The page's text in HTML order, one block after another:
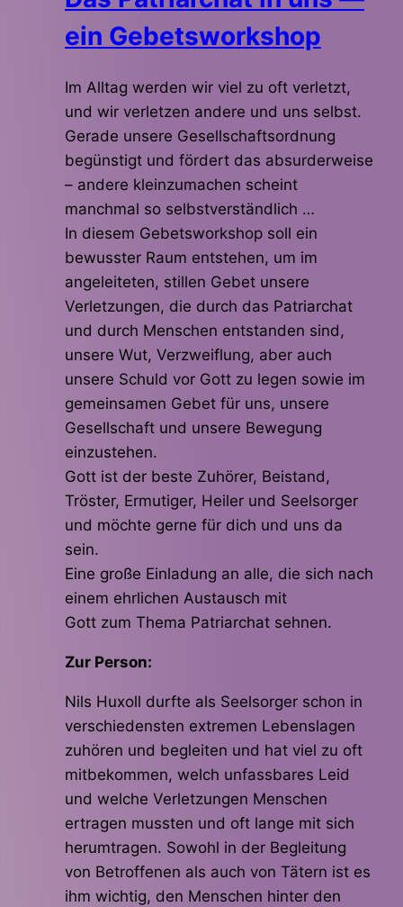
ein Gebetsworkshop
Im Alltag werden wir viel zu oft verletzt,
und wir verletzen andere und uns selbst.
Gerade unsere Gesellschaftsordnung
begünstigt und fördert das absurderweise
– andere kleinzumachen scheint
manchmal so selbstverständlich …
In diesem Gebetsworkshop soll ein
bewusster Raum entstehen, um im
angeleiteten, stillen Gebet unsere
Verletzungen, die durch das Patriarchat
und durch Menschen entstanden sind,
unsere Wut, Verzweiflung, aber auch
unsere Schuld vor Gott zu legen sowie im
gemeinsamen Gebet für uns, unsere
Gesellschaft und unsere Bewegung
einzustehen.
Gott ist der beste Zuhörer, Beistand,
Tröster, Ermutiger, Heiler und Seelsorger
und möchte gerne für dich und uns da
sein.
Eine große Einladung an alle, die sich nach
einem ehrlichen Austausch mit
Gott zum Thema Patriarchat sehnen.
Zur Person:
Nils Huxoll durfte als Seelsorger schon in
verschiedensten extremen Lebenslagen
zuhören und begleiten und hat viel zu oft
mitbekommen, welch unfassbares Leid
und welche Verletzungen Menschen
ertragen mussten und oft lange mit sich
herumtragen. Sowohl in der Begleitung
von Betroffenen als auch von Tätern ist es
ihm wichtig, den Menschen hinter den